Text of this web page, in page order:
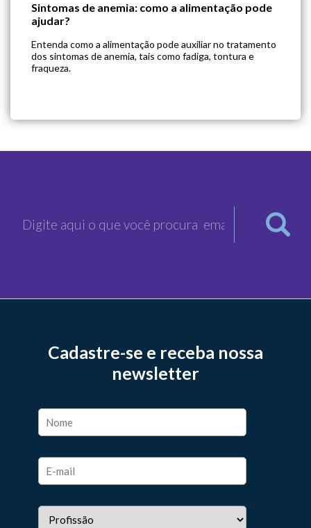
Sintomas de anemia: como a alimentação pode
ajudar?
Entenda como a alimentação pode auxiliar no tratamento
dos sintomas de anemia, tais como fadiga, tontura e
fraqueza.
Cadastre-se e receba nossa
newsletter